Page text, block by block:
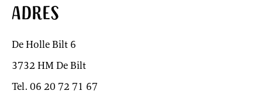
Adres
De Holle Bilt 6
3732 HM De Bilt
Tel. 06 20 72 71 67